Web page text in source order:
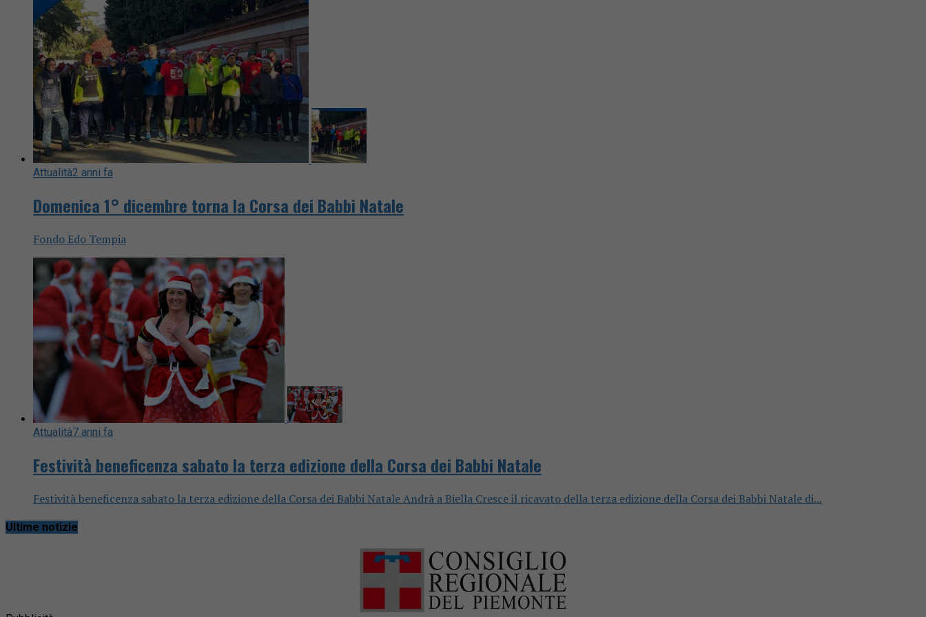
Attualità2 anni fa
Domenica 1° dicembre torna la Corsa dei Babbi Natale
Fondo Edo Tempia
Attualità7 anni fa
Festività beneficenza sabato la terza edizione della Corsa dei Babbi Natale
Festività beneficenza sabato la terza edizione della Corsa dei Babbi Natale Andrà a Biella Cresce il ricavato della terza edizione della Corsa dei Babbi Natale di...
Ultime notizie